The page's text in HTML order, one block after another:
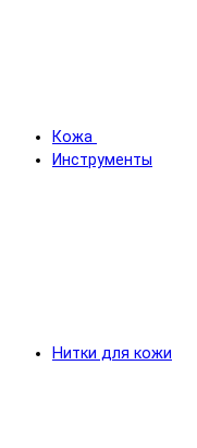
Кожа
Инструменты
Нитки для кожи